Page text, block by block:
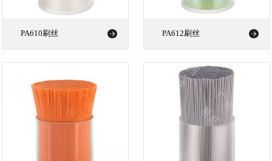
PA610刷丝 PA612刷丝